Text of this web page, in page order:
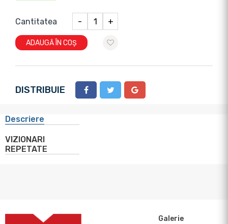
Cantitatea - +
ADAUGĂ ÎN COȘ
DISTRIBUIE
Descriere
VIZIONARI
REPETATE
Galerie